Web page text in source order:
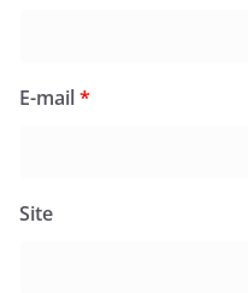
E-mail*
Site